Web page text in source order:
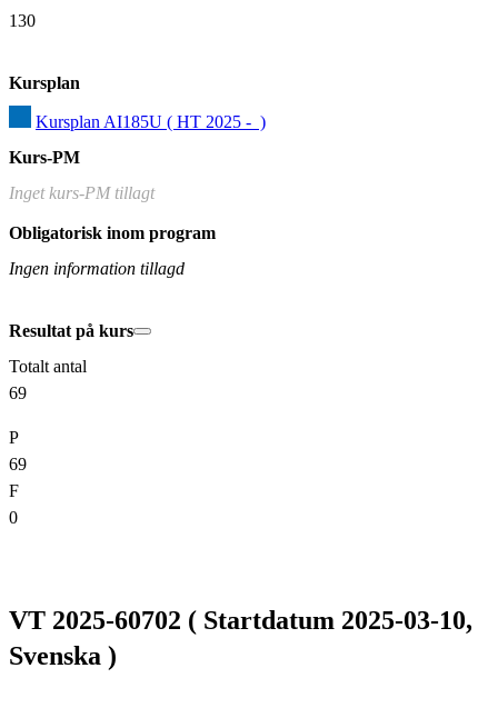
130
Kursplan
Kursplan AI185U ( HT 2025 -  )
Kurs-PM
Inget kurs-PM tillagt
Obligatorisk inom program
Ingen information tillagd
Resultat på kurs
Totalt antal
69
P
69
F
0
VT 2025-60702 ( Startdatum 2025-03-10,
Svenska )